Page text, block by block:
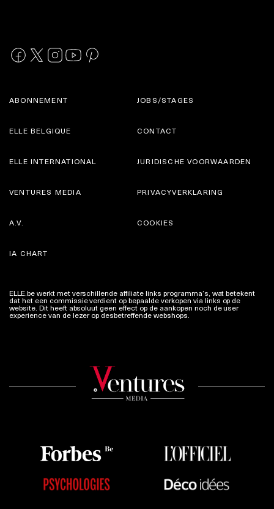
ABONNEMENT
ELLE BELGIQUE
JOBS/STAGES
CONTACT
ELLE INTERNATIONAL
VENTURES MEDIA
JURIDISCHE VOORWAARDEN
PRIVACYVERKLARING
A.V.
IA CHART
COOKIES
ELLE.be werkt met verschillende affiliate links programma’s, wat betekent
dat het een commissie verdient op bepaalde verkopen via links op de
website. Dit heeft absoluut geen effect op de aankopen noch de user
experience van de lezer op desbetreffende webshops.